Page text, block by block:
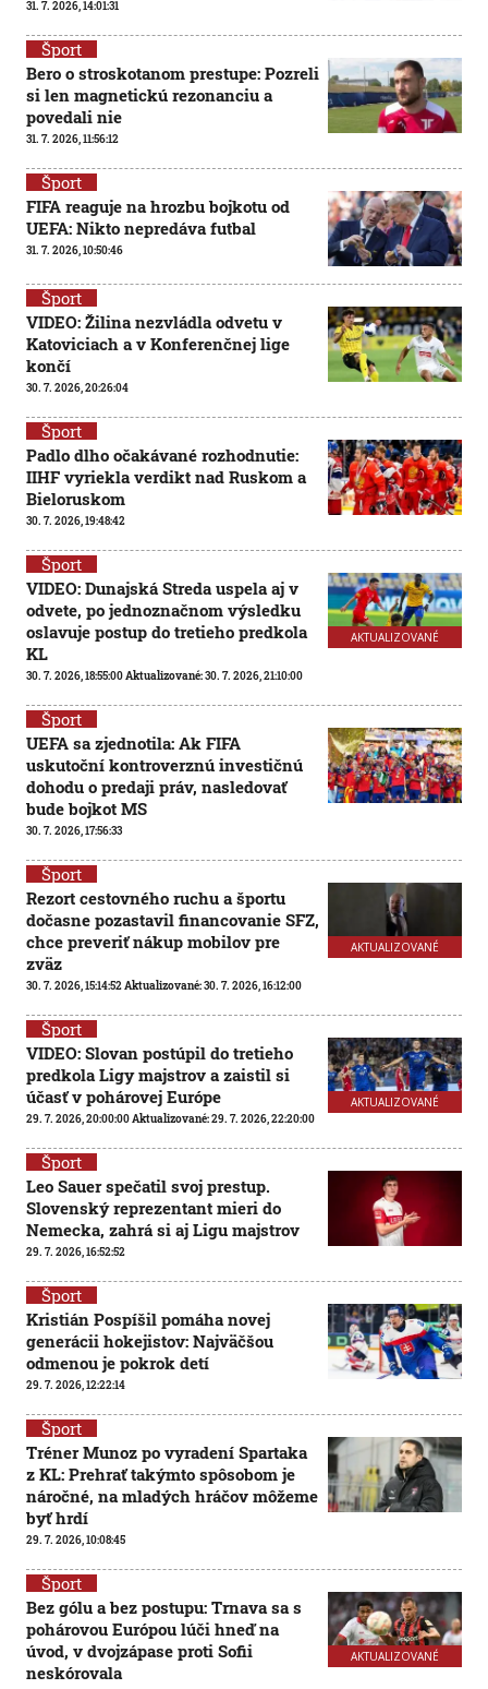
31. 7. 2026, 14:01:31
Šport
Bero o stroskotanom prestupe: Pozreli
si len magnetickú rezonanciu a
povedali nie
31. 7. 2026, 11:56:12
Šport
FIFA reaguje na hrozbu bojkotu od
UEFA: Nikto nepredáva futbal
31. 7. 2026, 10:50:46
Šport
VIDEO: Žilina nezvládla odvetu v
Katoviciach a v Konferenčnej lige
končí
30. 7. 2026, 20:26:04
Šport
Padlo dlho očakávané rozhodnutie:
IIHF vyriekla verdikt nad Ruskom a
Bieloruskom
30. 7. 2026, 19:48:42
AKTUALIZOVANÉ
Šport
VIDEO: Dunajská Streda uspela aj v
odvete, po jednoznačnom výsledku
oslavuje postup do tretieho predkola
KL
30. 7. 2026, 18:55:00Aktualizované:30. 7. 2026, 21:10:00
Šport
UEFA sa zjednotila: Ak FIFA
uskutoční kontroverznú investičnú
dohodu o predaji práv, nasledovať
bude bojkot MS
30. 7. 2026, 17:56:33
AKTUALIZOVANÉ
Šport
Rezort cestovného ruchu a športu
dočasne pozastavil financovanie SFZ,
chce preveriť nákup mobilov pre
zväz
30. 7. 2026, 15:14:52Aktualizované:30. 7. 2026, 16:12:00
AKTUALIZOVANÉ
Šport
VIDEO: Slovan postúpil do tretieho
predkola Ligy majstrov a zaistil si
účasť v pohárovej Európe
29. 7. 2026, 20:00:00Aktualizované:29. 7. 2026, 22:20:00
Šport
Leo Sauer spečatil svoj prestup.
Slovenský reprezentant mieri do
Nemecka, zahrá si aj Ligu majstrov
29. 7. 2026, 16:52:52
Šport
Kristián Pospíšil pomáha novej
generácii hokejistov: Najväčšou
odmenou je pokrok detí
29. 7. 2026, 12:22:14
Šport
Tréner Munoz po vyradení Spartaka
z KL: Prehrať takýmto spôsobom je
náročné, na mladých hráčov môžeme
byť hrdí
29. 7. 2026, 10:08:45
AKTUALIZOVANÉ
Šport
Bez gólu a bez postupu: Trnava sa s
pohárovou Európou lúči hneď na
úvod, v dvojzápase proti Sofii
neskórovala